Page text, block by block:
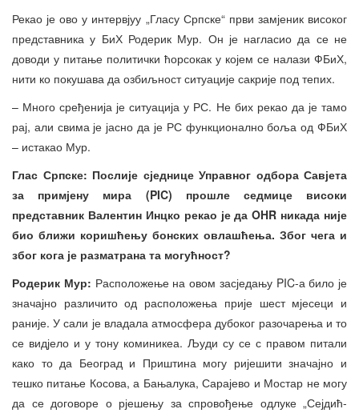
Рекао је ово у интервјуу „Гласу Српске“ први замјеник високог
представника у БиХ Родерик Мур. Он је нагласио да се не
доводи у питање политички ћорсокак у којем се налази ФБиХ,
нити ко покушава да озбиљност ситуације сакрије под тепих.
– Много сређенија је ситуација у РС. Не бих рекао да је тамо
рај, али свима је јасно да је РС функционално боља од ФБиХ
– истакао Мур.
Глас Српске: Послије сједнице Управног одбора Савјета
за примјену мира (PIC) прошле седмице високи
представник Валентин Инцко рекао је да OHR никада није
био ближи коришћењу бонских овлашћења. Због чега и
због кога је разматрана та могућност?
Родерик Мур: Расположење на овом засједању PIC-а било је
значајно различито од расположења прије шест мјесеци и
раније. У сали је владала атмосфера дубоког разочарења и то
се видјело и у тону коминикеа. Људи су се с правом питали
како то да Београд и Приштина могу ријешити значајно и
тешко питање Косова, а Бањалука, Сарајево и Мостар не могу
да се договоре о рјешењу за спровођење одлуке „Сејдић-